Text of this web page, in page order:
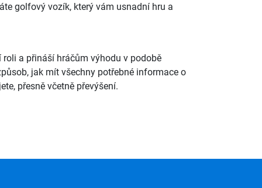
golfový vozík, který vám usnadní hru a
a přináší hráčům výhodu v podobě
jak mít všechny potřebné informace o
přesně včetně převýšení.